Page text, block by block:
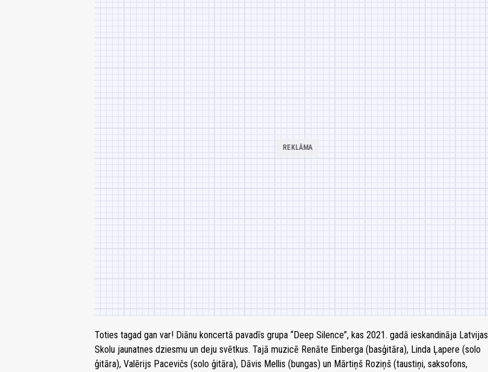
Toties tagad gan var! Diānu koncertā pavadīs grupa “Deep Silence”, kas 2021. gadā ieskandināja Latvijas
Skolu jaunatnes dziesmu un deju svētkus. Tajā muzicē Renāte Einberga (basģitāra), Linda Ļapere (solo
ģitāra), Valērijs Pacevičs (solo ģitāra), Dāvis Mellis (bungas) un Mārtiņš Roziņš (taustiņi, saksofons,